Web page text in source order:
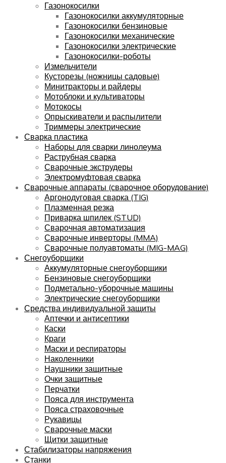
Газонокосилки
Газонокосилки аккумуляторные
Газонокосилки бензиновые
Газонокосилки механические
Газонокосилки электрические
Газонокосилки-роботы
Измельчители
Кусторезы (ножницы садовые)
Минитракторы и райдеры
Мотоблоки и культиваторы
Мотокосы
Опрыскиватели и распылители
Триммеры электрические
Сварка пластика
Наборы для сварки линолеума
Раструбная сварка
Сварочные экструдеры
Электромуфтовая сварка
Сварочные аппараты (сварочное оборудование)
Аргонодуговая сварка (TIG)
Плазменная резка
Приварка шпилек (STUD)
Сварочная автоматизация
Сварочные инверторы (MMA)
Сварочные полуавтоматы (MIG-MAG)
Снегоуборщики
Аккумуляторные снегоуборщики
Бензиновые снегоуборщики
Подметально-уборочные машины
Электрические снегоуборщики
Средства индивидуальной защиты
Аптечки и антисептики
Каски
Краги
Маски и респираторы
Наколенники
Наушники защитные
Очки защитные
Перчатки
Пояса для инструмента
Пояса страховочные
Рукавицы
Сварочные маски
Щитки защитные
Стабилизаторы напряжения
Станки